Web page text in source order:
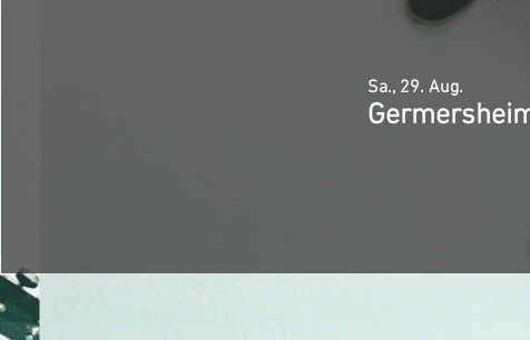
Sa., 29. Aug.